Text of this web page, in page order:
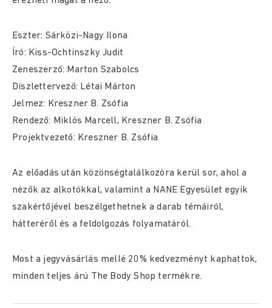
Eszter: Sárközi-Nagy Ilona
Író: Kiss-Ochtinszky Judit
Zeneszerző: Marton Szabolcs
Díszlettervező: Létai Márton
Jelmez: Kreszner B. Zsófia
Rendező: Miklós Marcell, Kreszner B. Zsófia
Projektvezető: Kreszner B. Zsófia
Az előadás után közönségtalálkozóra kerül sor, ahol a
nézők az alkotókkal, valamint a NANE Egyesület egyik
szakértőjével beszélgethetnek a darab témáiról,
hátteréről és a feldolgozás folyamatáról.
Most a jegyvásárlás mellé 20% kedvezményt kaphattok,
minden teljes árú The Body Shop termékre.